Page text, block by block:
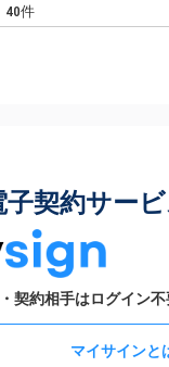
40件
契約サー
契約相手はログイン不
マイサインと